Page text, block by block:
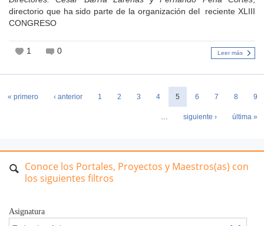
directorio que ha sido parte de la organización del reciente XLIII
CONGRESO
1 0 Leer más
« primero ‹ anterior 1 2 3 4 5 6 7 8 9
… siguiente › última »
Conoce los Portales, Proyectos y Maestros(as) con
los siguientes filtros
Asignatura